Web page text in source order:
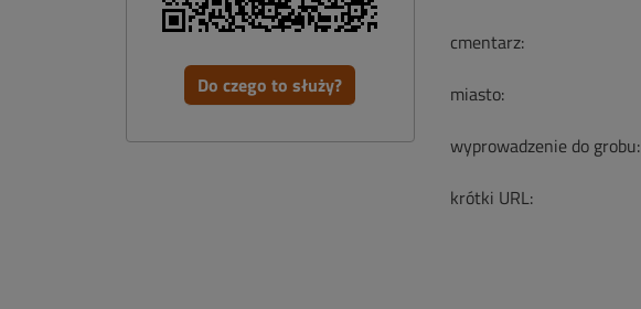
Do czego to służy?
cmentarz:
miasto:
wyprowadzenie do grobu:
krótki URL: